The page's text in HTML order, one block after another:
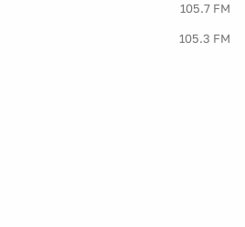
105.7 FM
105.3 FM